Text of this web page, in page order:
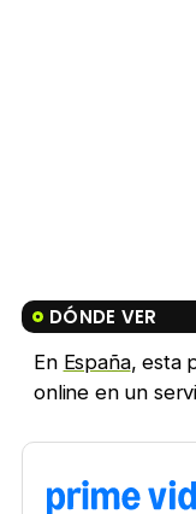
DÓNDE VER
En España, esta
online en un